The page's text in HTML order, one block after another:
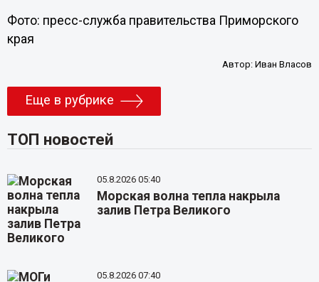
Фото: пресс-служба правительства Приморского
края
Автор:Иван Власов
Еще в рубрике
ТОП новостей
05.8.2026 05:40
Морская волна тепла накрыла
залив Петра Великого
05.8.2026 07:40